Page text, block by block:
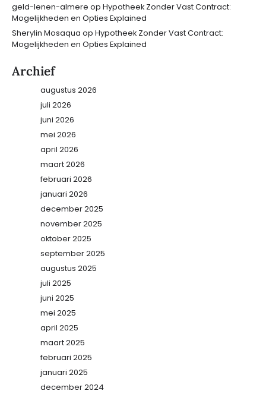
geld-lenen-almere op Hypotheek Zonder Vast Contract:
Mogelijkheden en Opties Explained
Sherylin Mosaqua op Hypotheek Zonder Vast Contract:
Mogelijkheden en Opties Explained
Archief
augustus 2026
juli 2026
juni 2026
mei 2026
april 2026
maart 2026
februari 2026
januari 2026
december 2025
november 2025
oktober 2025
september 2025
augustus 2025
juli 2025
juni 2025
mei 2025
april 2025
maart 2025
februari 2025
januari 2025
december 2024